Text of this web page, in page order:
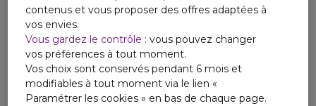
contenus et vous proposer des offres adaptées à
vos envies.
Vous gardez le contrôle : vous pouvez changer
vos préférences à tout moment.
Vos choix sont conservés pendant 6 mois et
modifiables à tout moment via le lien «
Paramétrer les cookies » en bas de chaque page.